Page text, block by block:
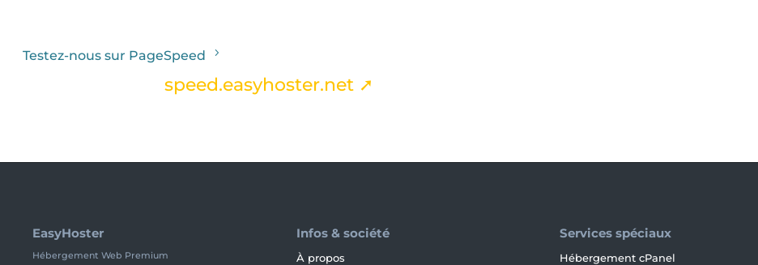
Testez-nous sur PageSpeed
speed.easyhoster.net ➚
EasyHoster
Hébergement Web Premium
Infos & société
À propos
Services spéciaux
Hébergement cPanel